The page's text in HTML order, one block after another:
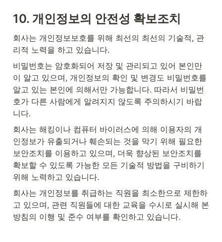
10. 개인정보의 안전성 확보조치
회사는 개인정보보호를 위해 최선의 최선의 기술적, 관
리적 노력을 하고 있습니다.
비밀번호는 암호화되어 저장 및 관리되고 있어 본인만
이 알고 있으며, 개인정보의 확인 및 변경도 비밀번호를
알고 있는 본인에 의해서만 가능합니다. 따라서 비밀번
호가 다른 사람에게 알려지지 않도록 주의하시기 바랍
니다.
회사는 해킹이나 컴퓨터 바이러스에 의해 이용자의 개
인정보가 유출되거나 훼손되는 것을 막기 위해 필요한
보안조치를 이용하고 있으며, 더욱 향상된 보안조치를
확보할 수 있도록 가능한 모든 기술적 방법을 구비하기
위해 노력하고 있습니다.
회사는 개인정보를 취급하는 직원을 최소한으로 제한하
고 있으며, 관련 직원들에 대한 교육을 수시로 실시해 본
방침의 이행 및 준수 여부를 확인하고 있습니다.